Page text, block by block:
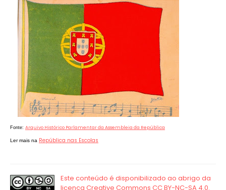
Fonte: Arquivo Histórico Parlamentar da Assembleia da República
Ler mais na República nas Escolas